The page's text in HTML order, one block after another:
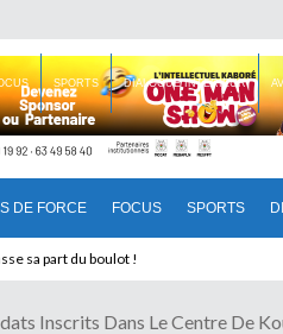
DE FORCE FOCUS SPORTS
SPORTS DIALOGUE INTERIEUR
Inscrits Dans Le Centre De